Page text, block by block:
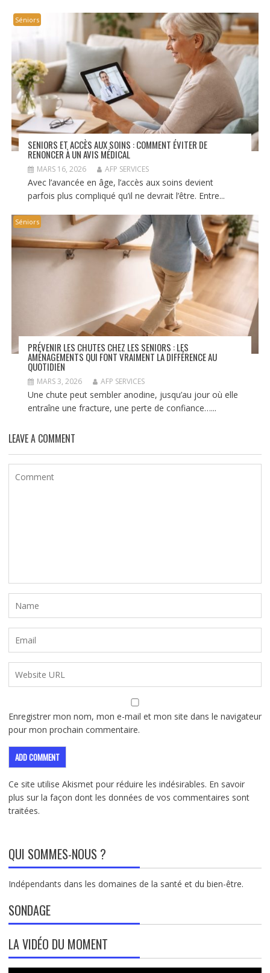
Séniors
SENIORS ET ACCÈS AUX SOINS : COMMENT ÉVITER DE
RENONCER À UN AVIS MÉDICAL
MARS 16, 2026 AFP SERVICES
Avec l’avancée en âge, l’accès aux soins devient
parfois plus compliqué qu’il ne devrait l’être. Entre...
Séniors
PRÉVENIR LES CHUTES CHEZ LES SENIORS : LES
AMÉNAGEMENTS QUI FONT VRAIMENT LA DIFFÉRENCE AU
QUOTIDIEN
MARS 3, 2026 AFP SERVICES
Une chute peut sembler anodine, jusqu’au jour où elle
entraîne une fracture, une perte de confiance…...
LEAVE A COMMENT
Enregistrer mon nom, mon e-mail et mon site dans le navigateur
pour mon prochain commentaire.
Ce site utilise Akismet pour réduire les indésirables. En savoir
plus sur la façon dont les données de vos commentaires sont
traitées.
QUI SOMMES-NOUS ?
Indépendants dans les domaines de la santé et du bien-être.
SONDAGE
LA VIDÉO DU MOMENT